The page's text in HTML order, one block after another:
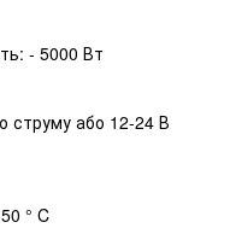
- 5000 Вт
струму або 12-24 В
° C